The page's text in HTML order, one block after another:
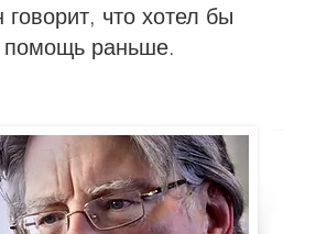
что хотел бы
помощь раньше.